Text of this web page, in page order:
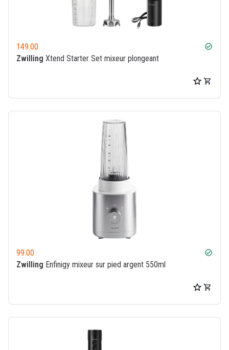
149.00 check_circle
Zwilling Xtend Starter Set mixeur plongeant
99.00 check_circle
Zwilling Enfinigy mixeur sur pied argent 550ml